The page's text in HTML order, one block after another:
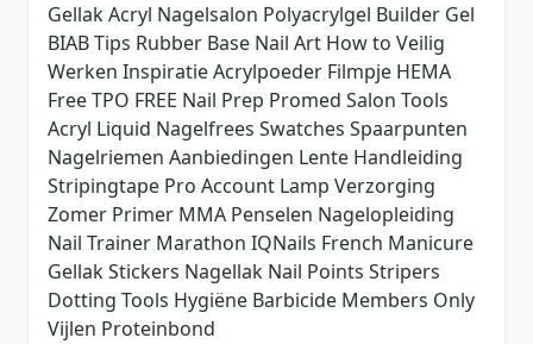
GellakAcryl Nagelsalon Polyacrylgel Builder Gel
BIABTips Rubber Base Nail Art How to Veilig
Werken InspiratieAcrylpoeder Filmpje HEMA
FreeTPO FREE Nail Prep Promed Salon Tools
Acryl Liquid Nagelfrees Swatches Spaarpunten
Nagelriemen Aanbiedingen Lente Handleiding
Stripingtape Pro Account Lamp Verzorging
Zomer Primer MMA Penselen Nagelopleiding
Nail Trainer Marathon IQNails French Manicure
Gellak Stickers Nagellak Nail Points Stripers
Dotting Tools Hygiëne Barbicide Members Only
Vijlen Proteinbond